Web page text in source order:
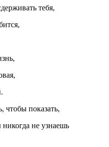
тебя,
чтобы показать,
никогда не узнаешь